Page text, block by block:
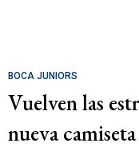
BOCA JUNIORS
Vuelven las
nueva camiseta